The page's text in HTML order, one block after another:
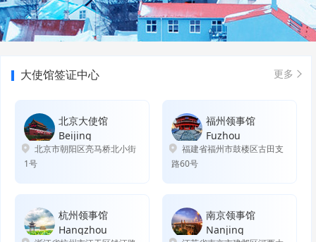
大使馆签证中心 更多
北京大使馆
Beijing
北京市朝阳区亮马桥北小街
1号
福州领事馆
Fuzhou
福建省福州市鼓楼区古田支
路60号
杭州领事馆
Hangzhou
南京领事馆
Nanjing